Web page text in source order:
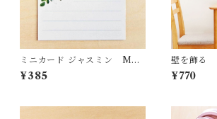
ミニカード ジャスミン MC1
8
¥385
壁を飾る
ポストカー
ト 冬
¥770